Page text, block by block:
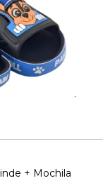
+ Mochila